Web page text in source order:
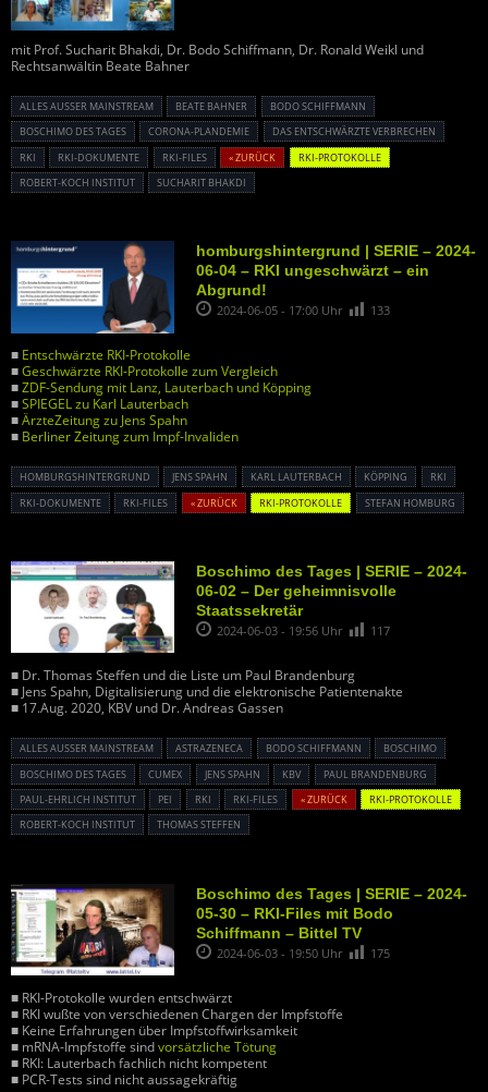
mit Prof. Sucharit Bhakdi, Dr. Bodo Schiffmann, Dr. Ronald Weikl und
Rechtsanwältin Beate Bahner
ALLES AUSSER MAINSTREAM BEATE BAHNER
BODO SCHIFFMANN
BOSCHIMO DES TAGES
CORONA-PLANDEMIE
DAS ENTSCHWÄRZTE VERBRECHEN
RKI
RKI-DOKUMENTE RKI-FILES « ZURÜCK
RKI-PROTOKOLLE
ROBERT-KOCH INSTITUT
SUCHARIT BHAKDI
homburgshintergrund | SERIE – 2024-
06-04 – RKI ungeschwärzt – ein
Abgrund!
2024-06-05 - 17:00 Uhr 133
■ Entschwärzte RKI-Protokolle
■Geschwärzte RKI-Protokolle zum Vergleich
■ZDF-Sendung mit Lanz, Lauterbach und Köpping
■SPIEGEL zu Karl Lauterbach
■ÄrzteZeitung zu Jens Spahn
■ Berliner Zeitung zum Impf-Invaliden
HOMBURGSHINTERGRUND JENS SPAHN KARL LAUTERBACH KÖPPING
RKI
RKI-DOKUMENTE
RKI-FILES « ZURÜCK RKI-PROTOKOLLE STEFAN HOMBURG
Boschimo des Tages | SERIE – 2024-
06-02 – Der geheimnisvolle
Staatssekretär
2024-06-03 - 19:56 Uhr 117
■ Dr. Thomas Steffen und die Liste um Paul Brandenburg
■ Jens Spahn, Digitalisierung und die elektronische Patientenakte
■ 17.Aug. 2020, KBV und Dr. Andreas Gassen
ALLES AUSSER MAINSTREAM ASTRAZENECA BODO SCHIFFMANN
BOSCHIMO
BOSCHIMO DES TAGES
CUMEX JENS SPAHN KBV
PAUL BRANDENBURG
PAUL-EHRLICH INSTITUT
PEI RKI RKI-FILES « ZURÜCK
RKI-PROTOKOLLE
ROBERT-KOCH INSTITUT
THOMAS STEFFEN
Boschimo des Tages | SERIE – 2024-
05-30 – RKI-Files mit Bodo
Schiffmann – Bittel TV
2024-06-03 - 19:50 Uhr 175
■ RKI-Protokolle wurden entschwärzt
■ RKI wußte von verschiedenen Chargen der Impfstoffe
■ Keine Erfahrungen über Impfstoffwirksamkeit
■ mRNA-Impfstoffe sindvorsätzliche Tötung
■ RKI: Lauterbach fachlich nicht kompetent
■ PCR-Tests sind nicht aussagekräftig